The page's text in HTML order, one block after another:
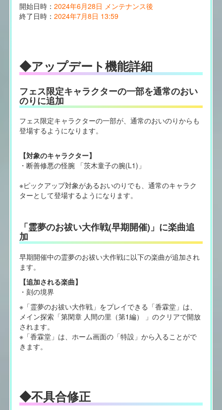
開始日時： 2024年6月28日 メンテナンス後
終了日時： 2024年7月8日 13:59
◆アップデート機能詳細
フェス限定キャラクターの一部を通常のおい
のりに追加
フェス限定キャラクターの一部が、通常のおいのりからも
登場するようになります。
【対象のキャラクター】
・断善修悪の怪腕 「茨木童子の腕(L1)」
※ピックアップ対象があるおいのりでも、通常のキャラク
ターとして登場するようになります。
「霊夢のお祓い大作戦(早期開催)」に楽曲追
加
早期開催中の霊夢のお祓い大作戦に以下の楽曲が追加され
ます。
【追加される楽曲】
・刻の境界
※「霊夢のお祓い大作戦」をプレイできる「香霖堂」は、
メイン探索「第閑章 人間の里（第1編） 」のクリアで開放
されます。
※「香霖堂」は、ホーム画面の「特設」から入ることがで
きます。
◆不具合修正